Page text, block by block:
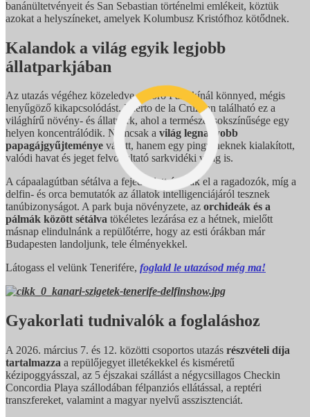
banánültetvényeit és San Sebastian történelmi emlékeit, köztük
azokat a helyszíneket, amelyek Kolumbusz Kristófhoz kötődnek.
Kalandok a világ egyik legjobb
állatparkjában
Az utazás végéhez közeledve a Loro Park kínál könnyed, mégis
lenyűgöző kikapcsolódást. Puerto de la Cruzban található ez a
világhírű növény- és állatpark, ahol a természet sokszínűsége egy
helyen koncentrálódik. Nemcsak a világ legnagyobb
papagájgyűjteménye vár itt, hanem egy pingvineknek kialakított,
valódi havat és jeget felvonultató sarkvidéki világ is.
A cápaalagútban sétálva a fejed felett úsznak el a ragadozók, míg a
delfin- és orca bemutatók az állatok intelligenciájáról tesznek
tanúbizonyságot. A park buja növényzete, az orchideák és a
pálmák között sétálva tökéletes lezárása ez a hétnek, mielőtt
másnap elindulnánk a repülőtérre, hogy az esti órákban már
Budapesten landoljunk, tele élményekkel.
Látogass el velünk Tenerifére, foglald le utazásod még ma!
Gyakorlati tudnivalók a foglaláshoz
A 2026. március 7. és 12. közötti csoportos utazás részvételi díja
tartalmazza a repülőjegyet illetékekkel és kisméretű
kézipoggyásszal, az 5 éjszakai szállást a négycsillagos Checkin
Concordia Playa szállodában félpanziós ellátással, a reptéri
transzfereket, valamint a magyar nyelvű asszisztenciát.